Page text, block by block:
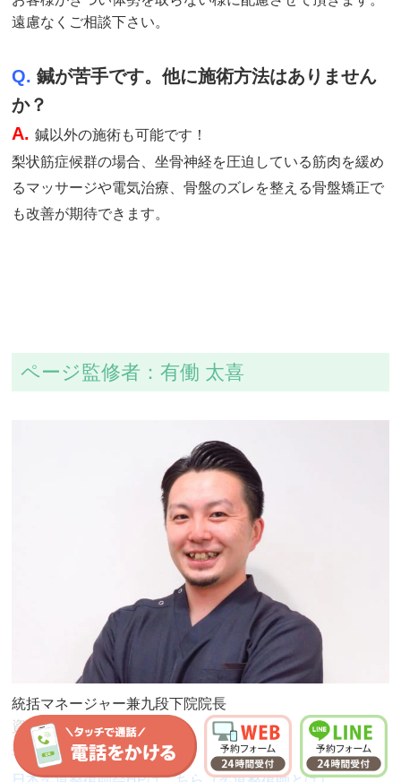
遠慮なくご相談下さい。
Q.鍼が苦手です。他に施術方法はありません
か？
A.鍼以外の施術も可能です！
梨状筋症候群の場合、坐骨神経を圧迫している筋肉を緩め
るマッサージや電気治療、骨盤のズレを整える骨盤矯正で
も改善が期待できます。
ページ監修者：有働 太喜
統括マネージャー兼九段下院院長
資格：柔道整復師 鍼灸師
福岡医療専門学校卒業